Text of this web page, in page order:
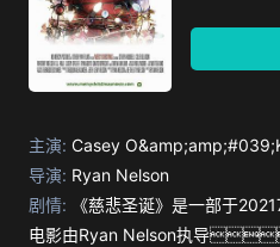
主演: Casey
导演: Ryan Nelson
剧情: 《慈悲圣诞》是一部于
电影由Ryan Nelson执导